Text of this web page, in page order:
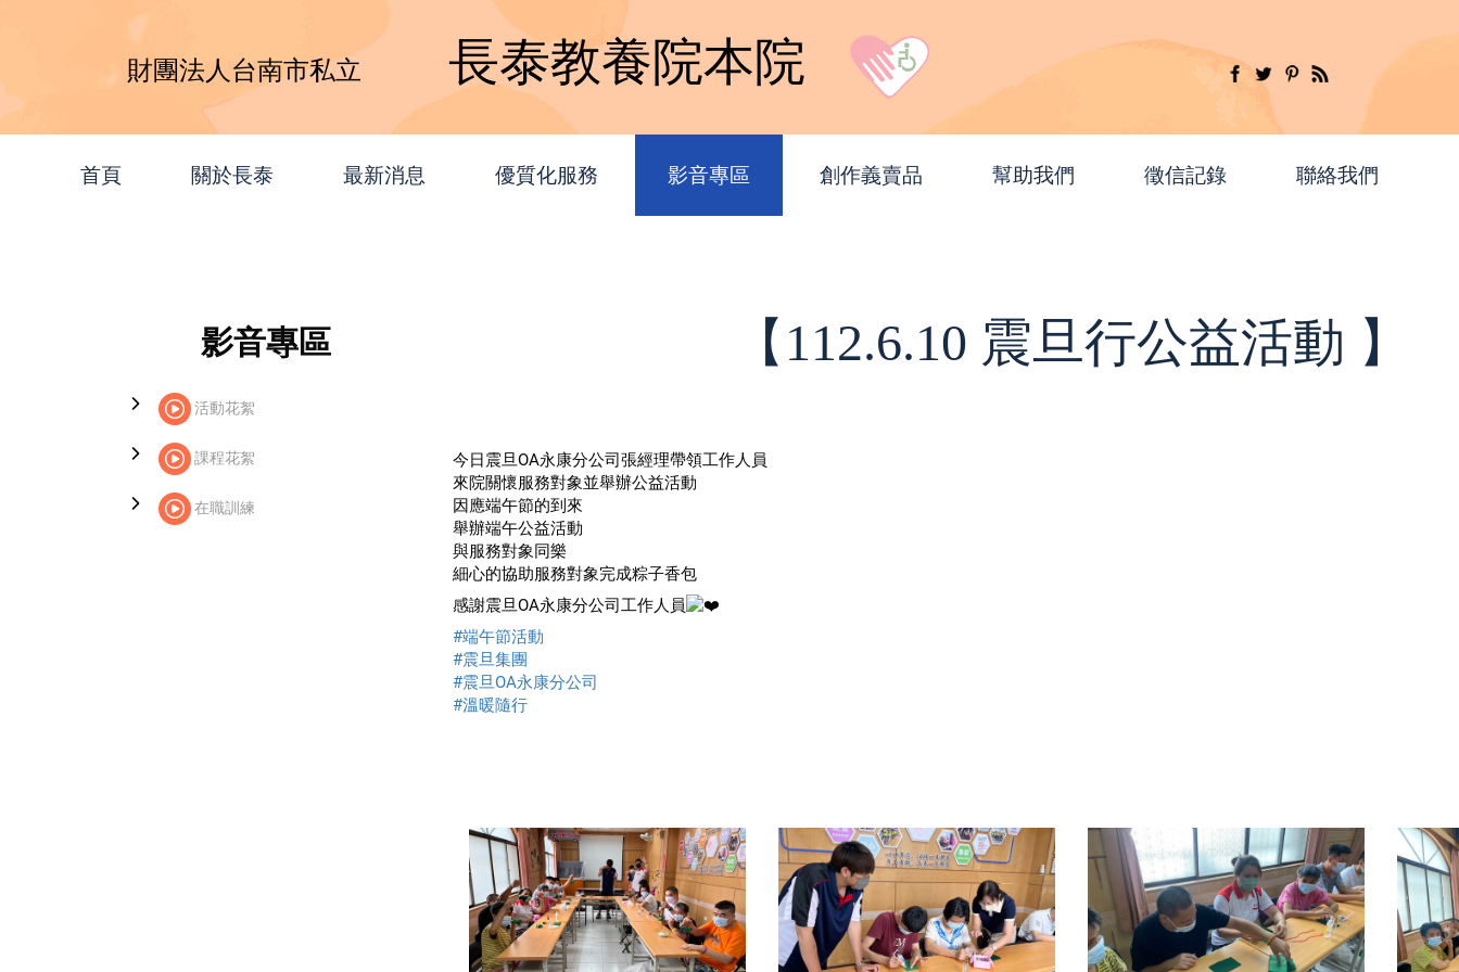
財團法人台南市私立 長泰教養院本院
首頁 關於長泰 最新消息 優質化服務 影音專區 創作義賣品 幫助我們 徵信記錄 聯絡我們
影音專區
活動花絮
課程花絮
在職訓練
【112.6.10 震旦行公益活動 】
今日震旦OA永康分公司張經理帶領工作人員
來院關懷服務對象並舉辦公益活動
因應端午節的到來
舉辦端午公益活動
與服務對象同樂
細心的協助服務對象完成粽子香包
感謝震旦OA永康分公司工作人員
#端午節活動
#震旦集團
#震旦OA永康分公司
#溫暖隨行